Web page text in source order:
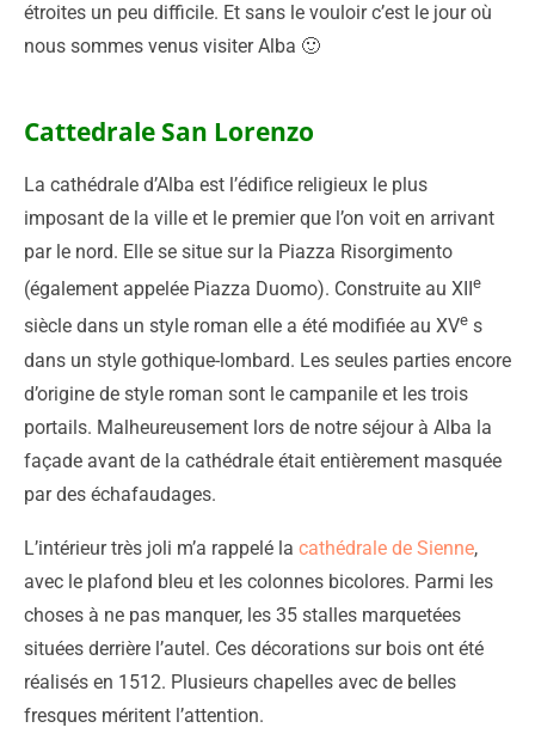
étroites un peu difficile. Et sans le vouloir c’est le jour où
nous sommes venus visiter Alba 🙂
Cattedrale San Lorenzo
La cathédrale d’Alba est l’édifice religieux le plus
imposant de la ville et le premier que l’on voit en arrivant
par le nord. Elle se situe sur la Piazza Risorgimento
(également appelée Piazza Duomo). Construite au XII e
siècle dans un style roman elle a été modifiée au XVe s
dans un style gothique-lombard. Les seules parties encore
d’origine de style roman sont le campanile et les trois
portails. Malheureusement lors de notre séjour à Alba la
façade avant de la cathédrale était entièrement masquée
par des échafaudages.
L’intérieur très joli m’a rappelé la cathédrale de Sienne,
avec le plafond bleu et les colonnes bicolores. Parmi les
choses à ne pas manquer, les 35 stalles marquetées
situées derrière l’autel. Ces décorations sur bois ont été
réalisés en 1512. Plusieurs chapelles avec de belles
fresques méritent l’attention.